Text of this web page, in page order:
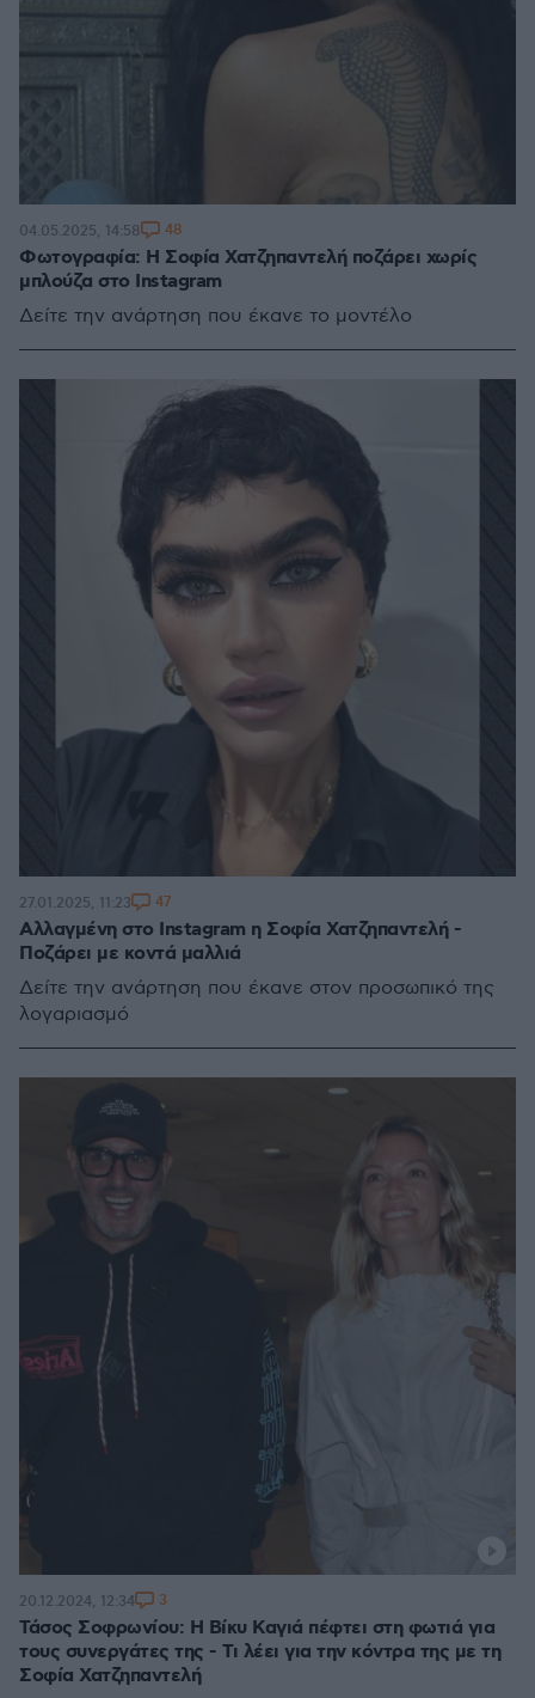
Φωτογραφία: Η Σοφία Χατζηπαντελή ποζάρει χωρίς
μπλούζα στο Instagram
Δείτε την ανάρτηση που έκανε το μοντέλο
04.05.2025, 14:58 48
Αλλαγμένη στο Instagram η Σοφία Χατζηπαντελή -
Ποζάρει με κοντά μαλλιά
Δείτε την ανάρτηση που έκανε στον προσωπικό της
λογαριασμό
27.01.2025, 11:23 47
Τάσος Σοφρωνίου: Η Βίκυ Καγιά πέφτει στη φωτιά για
τους συνεργάτες της - Τι λέει για την κόντρα της με τη
Σοφία Χατζηπαντελή
20.12.2024, 12:34 3